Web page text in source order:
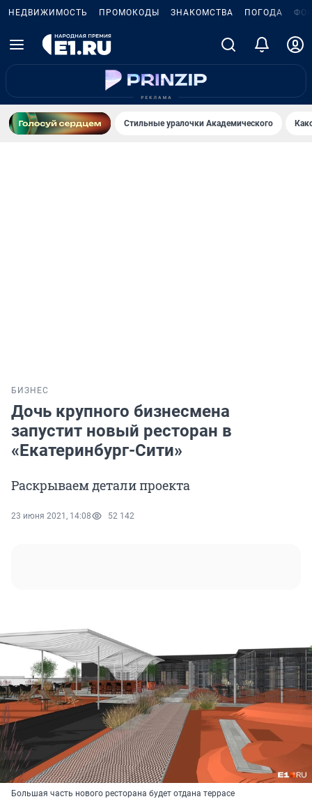
НЕДВИЖИМОСТЬ ПРОМОКОДЫ ЗНАКОМСТВА ПОГОДА
Стильные уралочки Академического
БИЗНЕС
Дочь крупного бизнесмена
запустит новый ресторан в
«Екатеринбург-Сити»
Раскрываем детали проекта
23 июня 2021, 14:08 52 142
Большая часть нового ресторана будет отдана террасе